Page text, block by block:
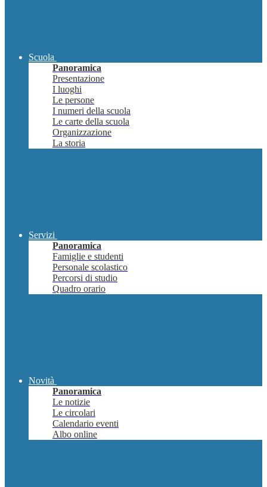
Scuola
Panoramica
Presentazione
I luoghi
Le persone
I numeri della scuola
Le carte della scuola
Organizzazione
La storia
Servizi
Panoramica
Famiglie e studenti
Personale scolastico
Percorsi di studio
Quadro orario
Novità
Panoramica
Le notizie
Le circolari
Calendario eventi
Albo online